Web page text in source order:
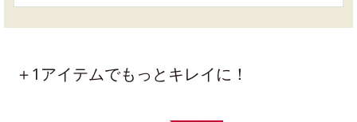
＋1アイテムでもっとキレイに！